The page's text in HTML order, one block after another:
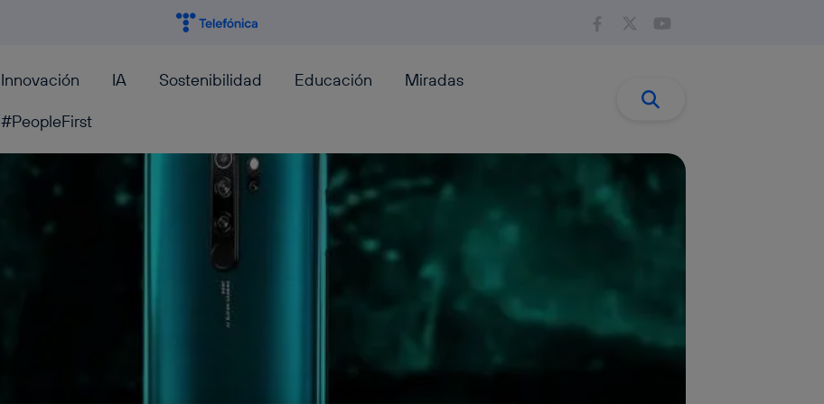
Innovación IA Sostenibilidad Educación
Miradas
#PeopleFirst
Buscar